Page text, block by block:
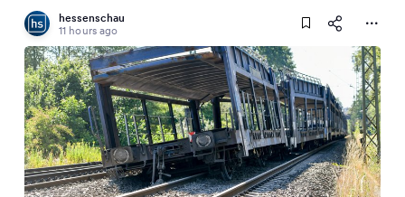
hessenschau
11 hours ago